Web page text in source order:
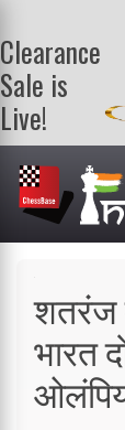
Clearance
Sale is
Live!
Get a FREE
book on
purchasing 2
or more
books. Valid
शतरंज
भारत